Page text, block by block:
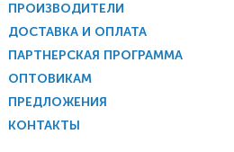
ПРОИЗВОДИТЕЛИ
ДОСТАВКА И ОПЛАТА
ПАРТНЕРСКАЯ ПРОГРАММА
ОПТОВИКАМ
ПРЕДЛОЖЕНИЯ
КОНТАКТЫ